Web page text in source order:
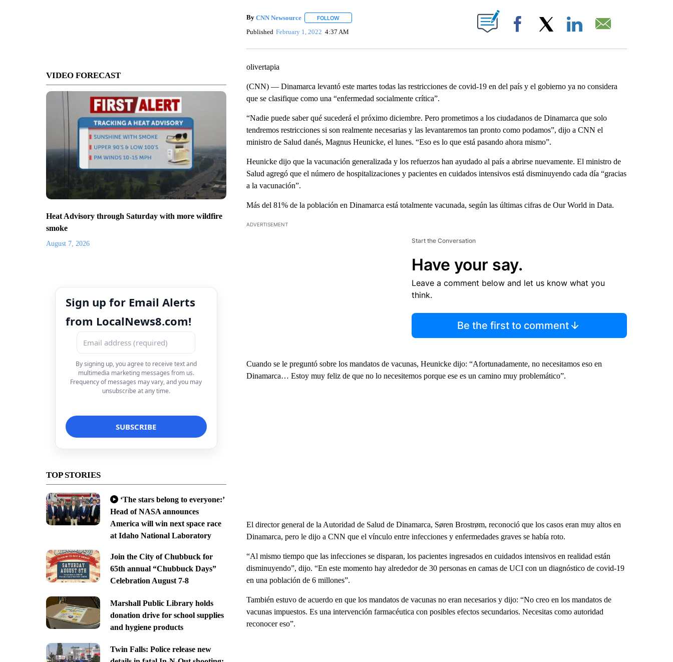
VIDEO FORECAST
Heat Advisory through Saturday with more wildfire
smoke
August 7, 2026
Sign up for Email Alerts
from LocalNews8.com!
By signing up, you agree to receive text and
multimedia marketing messages from us.
Frequency of messages may vary, and you may
unsubscribe at any time.
TOP STORIES
‘The stars belong to everyone:’
Head of NASA announces
America will win next space race
at Idaho National Laboratory
Join the City of Chubbuck for
65th annual “Chubbuck Days”
Celebration August 7-8
Marshall Public Library holds
donation drive for school supplies
and hygiene products
Twin Falls: Police release new
By CNN Newsource FOLLOWFOLLOW "" TO RECEIVE NOTIFICATIONS ABOUT NEW PAGES ON "".
Published February 1, 2022 4:37 AM Facebook
olivertapia
(CNN) — Dinamarca levantó este martes todas las restricciones de covid-19 en del país y el gobierno ya no considera
que se clasifique como una “enfermedad socialmente crítica”.
“Nadie puede saber qué sucederá el próximo diciembre. Pero prometimos a los ciudadanos de Dinamarca que solo
tendremos restricciones si son realmente necesarias y las levantaremos tan pronto como podamos”, dijo a CNN el
ministro de Salud danés, Magnus Heunicke, el lunes. “Eso es lo que está pasando ahora mismo”.
Heunicke dijo que la vacunación generalizada y los refuerzos han ayudado al país a abrirse nuevamente. El ministro de
Salud agregó que el número de hospitalizaciones y pacientes en cuidados intensivos está disminuyendo cada día “gracias
a la vacunación”.
Más del 81% de la población en Dinamarca está totalmente vacunada, según las últimas cifras de Our World in Data.
ADVERTISEMENT
Start the Conversation
Have your say.
Leave a comment below and let us know what you
think.
Be the first to comment
Cuando se le preguntó sobre los mandatos de vacunas, Heunicke dijo: “Afortunadamente, no necesitamos eso en
Dinamarca… Estoy muy feliz de que no lo necesitemos porque ese es un camino muy problemático”.
El director general de la Autoridad de Salud de Dinamarca, Søren Brostrøm, reconoció que los casos eran muy altos en
Dinamarca, pero le dijo a CNN que el vínculo entre infecciones y enfermedades graves se había roto.
“Al mismo tiempo que las infecciones se disparan, los pacientes ingresados en cuidados intensivos en realidad están
disminuyendo”, dijo. “En este momento hay alrededor de 30 personas en camas de UCI con un diagnóstico de covid-19
en una población de 6 millones”.
También estuvo de acuerdo en que los mandatos de vacunas no eran necesarios y dijo: “No creo en los mandatos de
vacunas impuestos. Es una intervención farmacéutica con posibles efectos secundarios. Necesitas como autoridad
reconocer eso”.